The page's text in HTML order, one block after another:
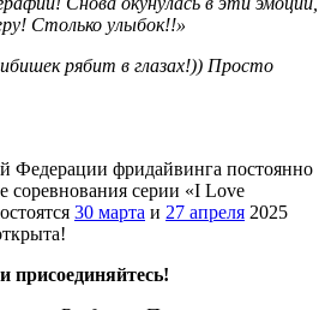
Столько улыбок!!»
рябит в глазах!)) Просто
Федерации фридайвинга постоянно
соревнования серии «I Love
30 марта и 27 апреля 2025
присоединяйтесь!